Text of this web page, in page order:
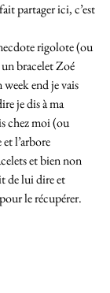
partager ici, c’est
rigolote (ou
bracelet Zoé
end je vais
je dis à ma
chez moi (ou
l’arbore
et bien non
de lui dire et
le récupérer.